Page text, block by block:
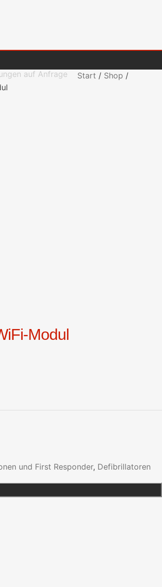
auf Anfrage Start / Shop /
Modul
und First Responder, Defibrillatoren